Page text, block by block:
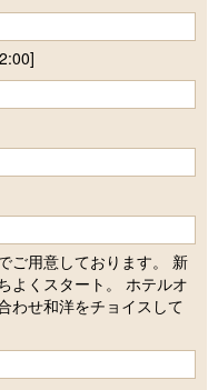
ご用意しております。 新
よくスタート。 ホテルオ
わせ和洋をチョイスして